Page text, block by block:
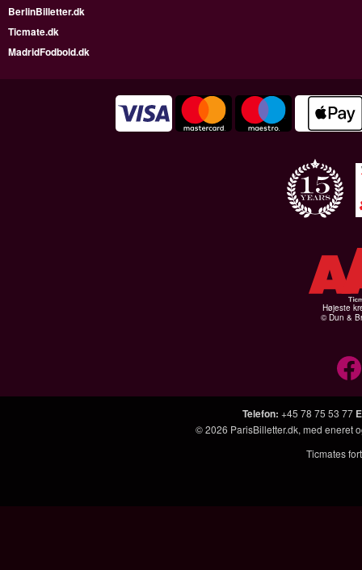
BerlinBilletter.dk
Ticmate.dk
MadridFodbold.dk
Højeste
© Dun &
Telefon: +45 78 75 53 77
© 2026 ParisBilletter.dk, med eneret
Ticmates